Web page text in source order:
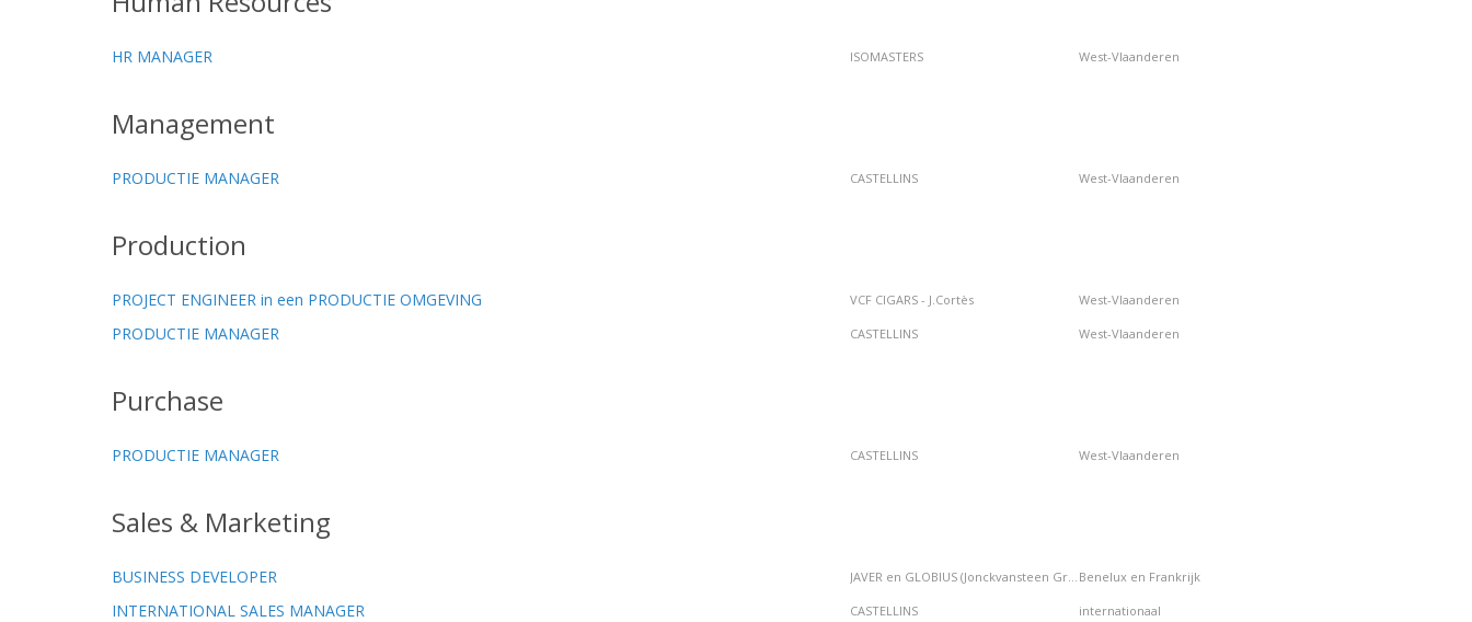
HR MANAGER ISOMASTERS West-Vlaanderen
Management
PRODUCTIE MANAGER CASTELLINS West-Vlaanderen
Production
PROJECT ENGINEER in een PRODUCTIE OMGEVING VCF CIGARS - J.Cortès West-Vlaanderen
PRODUCTIE MANAGER CASTELLINS West-Vlaanderen
Purchase
PRODUCTIE MANAGER CASTELLINS West-Vlaanderen
Sales & Marketing
BUSINESS DEVELOPER JAVER en GLOBIUS (Jonckvansteen Group) Benelux en Frankrijk
INTERNATIONAL SALES MANAGER CASTELLINS internationaal